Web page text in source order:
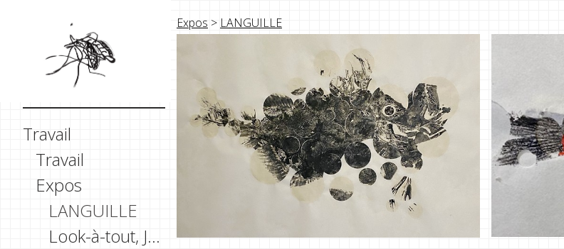
Travail
Travail
Expos
LANGUILLE
Look-à-tout, Jardins de Métis
Expos > LANGUILLE